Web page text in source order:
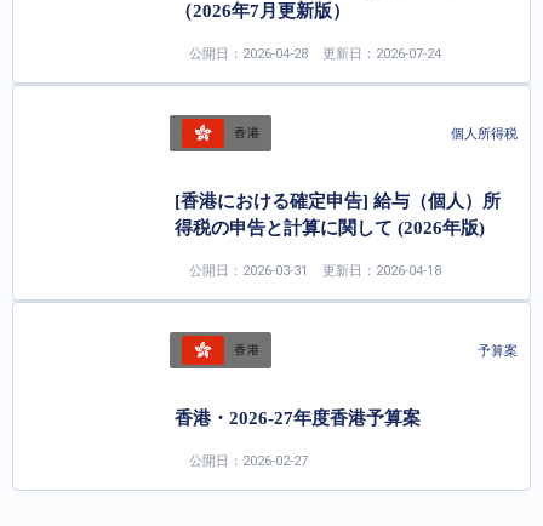
（2026年7月更新版）
公開日：2026-04-28 更新日：2026-07-24
香港 個人所得税
[香港における確定申告] 給与（個人）所
得税の申告と計算に関して (2026年版)
公開日：2026-03-31 更新日：2026-04-18
香港 予算案
香港・2026-27年度香港予算案
公開日：2026-02-27